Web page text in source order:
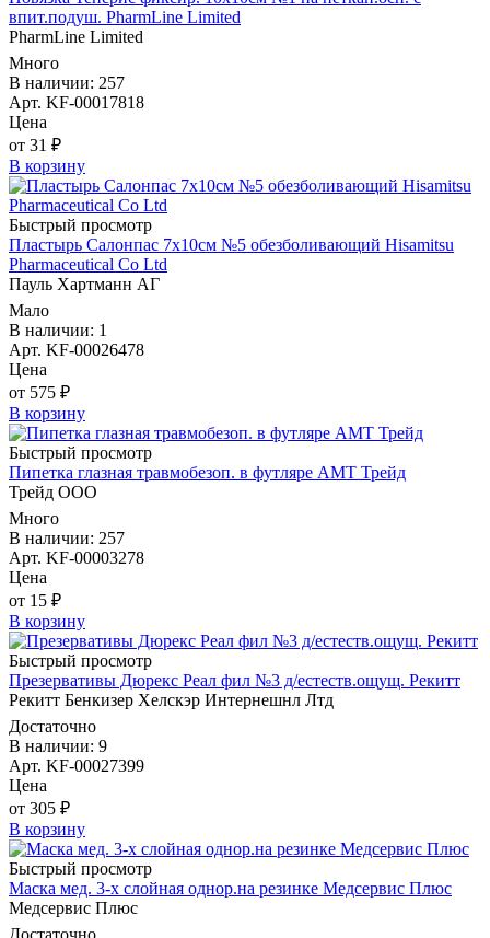
впит.подуш. PharmLine Limited
PharmLine Limited
Много
В наличии: 257
Арт. KF-00017818
Цена
от 31 ₽
В корзину
Быстрый просмотр
Пластырь Салонпас 7х10см №5 обезболивающий Hisamitsu
Pharmaceutical Co Ltd
Пауль Хартманн AГ
Мало
В наличии: 1
Арт. KF-00026478
Цена
от 575 ₽
В корзину
Быстрый просмотр
Пипетка глазная травмобезоп. в футляре АМТ Трейд
Трейд ООО
Много
В наличии: 257
Арт. KF-00003278
Цена
от 15 ₽
В корзину
Быстрый просмотр
Презервативы Дюрекс Реал фил №3 д/естеств.ощущ. Рекитт
Рекитт Бенкизер Хелскэр Интернешнл Лтд
Достаточно
В наличии: 9
Арт. KF-00027399
Цена
от 305 ₽
В корзину
Быстрый просмотр
Маска мед. 3-х слойная однор.на резинке Медсервис Плюс
Медсервис Плюс